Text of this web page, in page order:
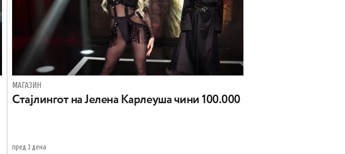
МАГАЗИН
Стајлингот на Јелена Карлеуша чини 100.000
пред 3 дена